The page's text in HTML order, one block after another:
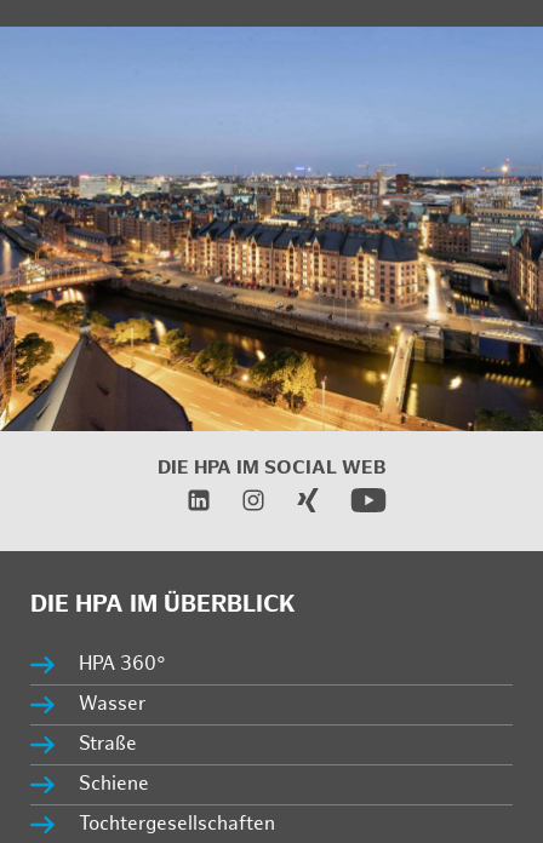
DIE HPA IM SOCIAL WEB
DIE HPA IM ÜBERBLICK
HPA 360°
Wasser
Straße
Schiene
Tochtergesellschaften